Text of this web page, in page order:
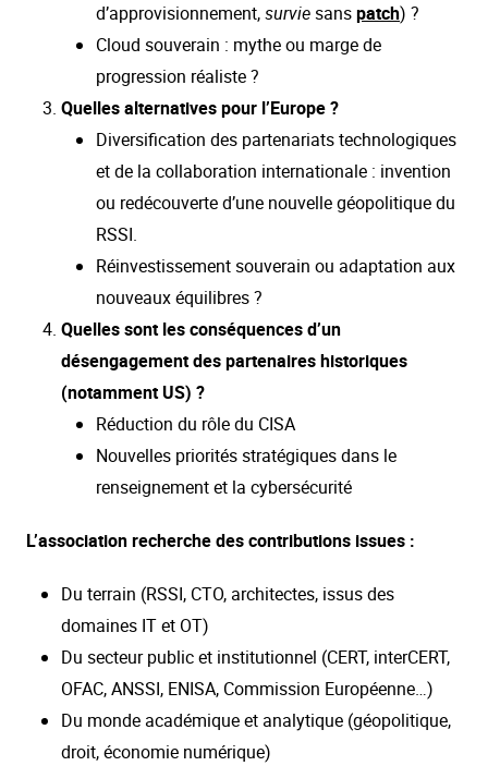
d’approvisionnement,surviesanspatch) ?
Cloud souverain : mythe ou marge de
progression réaliste ?
Quelles alternatives pour l’Europe ?
Diversification des partenariats technologiques
et de la collaboration internationale : invention
ou redécouverte d’une nouvelle géopolitique du
RSSI.
Réinvestissement souverain ou adaptation aux
nouveaux équilibres ?
Quelles sont les conséquences d’un
désengagement des partenaires historiques
(notamment US) ?
Réduction du rôle du CISA
Nouvelles priorités stratégiques dans le
renseignement et la cybersécurité
L’association recherche des contributions issues :
Du terrain (RSSI, CTO, architectes, issus des
domaines IT et OT)
Du secteur public et institutionnel (CERT, interCERT,
OFAC, ANSSI, ENISA, Commission Européenne…)
Du monde académique et analytique (géopolitique,
droit, économie numérique)